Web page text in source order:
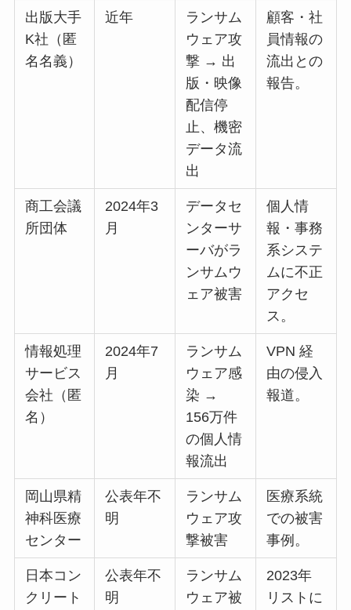
出版大手
K社（匿
名名義）
近年
ランサム
ウェア攻
撃 → 出
版・映像
配信停
止、機密
データ流
出
顧客・社
員情報の
流出との
報告。
商工会議
所団体
2024年3
月
データセ
ンターサ
ーバがラ
ンサムウ
ェア被害
個人情
報・事務
系システ
ムに不正
アクセ
ス。
情報処理
サービス
会社（匿
名）
2024年7
月
ランサム
ウェア感
染 →
156万件
の個人情
報流出
VPN 経
由の侵入
報道。
岡山県精
神科医療
センター
公表年不
明
ランサム
ウェア攻
撃被害
医療系統
での被害
事例。
日本コン
クリート
公表年不
明
ランサム
ウェア被
2023年
リストに